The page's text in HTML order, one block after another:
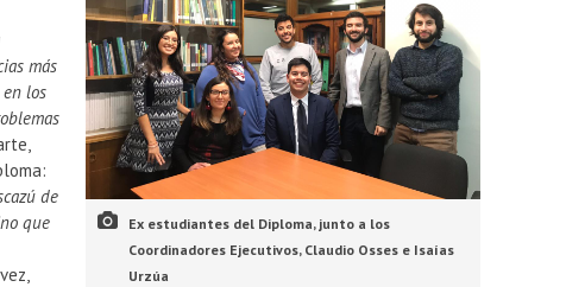
Ex estudiantes del Diploma, junto a los
Coordinadores Ejecutivos, Claudio Osses e Isaías
Urzúa
más
los
de
que